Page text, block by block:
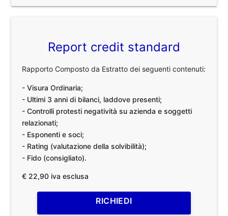
Report credit standard
Rapporto Composto da Estratto dei seguenti contenuti:
- Visura Ordinaria;
- Ultimi 3 anni di bilanci, laddove presenti;
- Controlli protesti negatività su azienda e soggetti
relazionati;
- Esponenti e soci;
- Rating (valutazione della solvibilità);
- Fido (consigliato).
€ 22,90 iva esclusa
RICHIEDI